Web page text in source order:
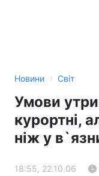
Новини › Світ
Умови
курортні,
ніж у
18:55, 22.10.06